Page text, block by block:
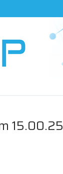
15.00.25